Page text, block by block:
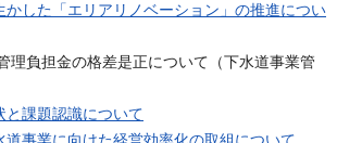
かした「エリアリノベーション」の推進につい
理負担金の格差是正について（下水道事業管
と課題認識について